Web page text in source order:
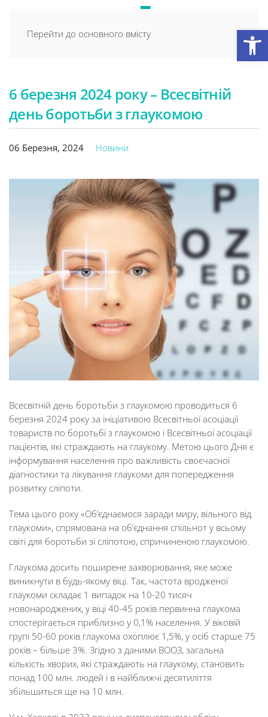
Перейти до основного вмісту
6 березня 2024 року – Всесвітній
день боротьби з глаукомою
06 Березня, 2024 Новини
Всесвітній день боротьби з глаукомою проводиться 6
березня 2024 року за ініціативою Всесвітньої асоціації
товариств по боротьбі з глаукомою і Всесвітньої асоціації
пацієнтів, які страждають на глаукому. Метою цього Дня є
інформування населення про важливість своєчасної
діагностики та лікування глаукоми для попередження
розвитку сліпоти.
Тема цього року «Об’єднаємося заради миру, вільного від
глаукоми», спрямована на об’єднання спільнот у всьому
світі для боротьби зі сліпотою, спричиненою глаукомою.
Глаукома досить поширене захворювання, яке може
виникнути в будь-якому віці. Так, частота вродженої
глаукоми складає 1 випадок на 10-20 тисяч
новонароджених, у віці 40-45 років первинна глаукома
спостерігається приблизно у 0,1% населення. У віковій
групі 50-60 років глаукома охоплює 1,5%, у осіб старше 75
років – більше 3%. Згідно з даними ВООЗ, загальна
кількість хворих, які страждають на глаукому, становить
понад 100 млн. людей і в найближчі десятиліття
збільшиться ще на 10 млн.